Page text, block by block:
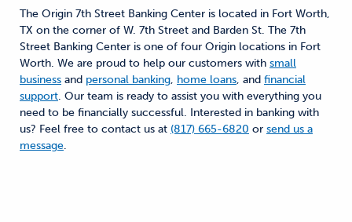
The Origin 7th Street Banking Center is located in Fort Worth,
TX on the corner of W. 7th Street and Barden St. The 7th
Street Banking Center is one of four Origin locations in Fort
Worth. We are proud to help our customers with small
business and personal banking, home loans, and financial
support. Our team is ready to assist you with everything you
need to be financially successful. Interested in banking with
us? Feel free to contact us at (817) 665-6820 or send us a
message.